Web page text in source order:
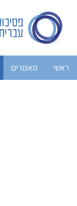
ראשי מאמרים